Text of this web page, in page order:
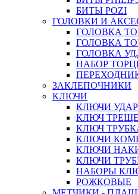
БИТЫ POZI
ГОЛОВКИ И
ГОЛОВКА
ГОЛОВКА
ГОЛОВКА
НАБОР
ЗАКЛЕПОЧНИКИ
КЛЮЧИ
КЛЮЧИ
КЛЮЧ
КЛЮЧ
КЛЮЧИ
КЛЮЧИ
КЛЮЧИ
НАБОРЫ
РОЖКОВЫЕ